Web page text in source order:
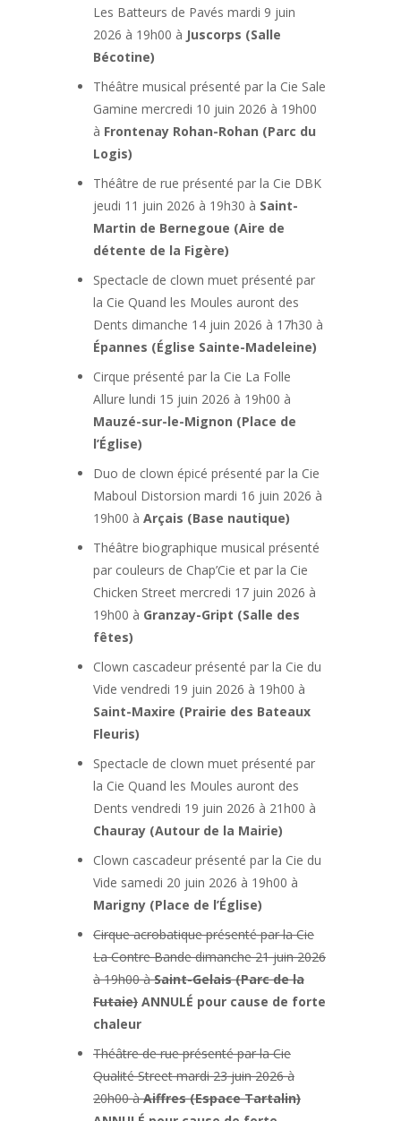
Les Batteurs de Pavés mardi 9 juin
2026 à 19h00 à Juscorps (Salle
Bécotine)
Théâtre musical présenté par la Cie Sale
Gamine mercredi 10 juin 2026 à 19h00
à Frontenay Rohan-Rohan (Parc du
Logis)
Théâtre de rue présenté par la Cie DBK
jeudi 11 juin 2026 à 19h30 à Saint-
Martin de Bernegoue (Aire de
détente de la Figère)
Spectacle de clown muet présenté par
la Cie Quand les Moules auront des
Dents dimanche 14 juin 2026 à 17h30 à
Épannes (Église Sainte-Madeleine)
Cirque présenté par la Cie La Folle
Allure lundi 15 juin 2026 à 19h00 à
Mauzé-sur-le-Mignon (Place de
l’Église)
Duo de clown épicé présenté par la Cie
Maboul Distorsion mardi 16 juin 2026 à
19h00 à Arçais (Base nautique)
Théâtre biographique musical présenté
par couleurs de Chap’Cie et par la Cie
Chicken Street mercredi 17 juin 2026 à
19h00 à Granzay-Gript (Salle des
fêtes)
Clown cascadeur présenté par la Cie du
Vide vendredi 19 juin 2026 à 19h00 à
Saint-Maxire (Prairie des Bateaux
Fleuris)
Spectacle de clown muet présenté par
la Cie Quand les Moules auront des
Dents vendredi 19 juin 2026 à 21h00 à
Chauray (Autour de la Mairie)
Clown cascadeur présenté par la Cie du
Vide samedi 20 juin 2026 à 19h00 à
Marigny (Place de l’Église)
Cirque acrobatique présenté par la Cie
La Contre Bande dimanche 21 juin 2026
à 19h00 àSaint-Gelais (Parc de la
Futaie) ANNULÉ pour cause de forte
chaleur
Théâtre de rue présenté par la Cie
Qualité Street mardi 23 juin 2026 à
20h00 àAiffres (Espace Tartalin)